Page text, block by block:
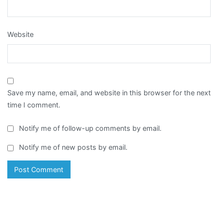
Website
Save my name, email, and website in this browser for the next
time I comment.
Notify me of follow-up comments by email.
Notify me of new posts by email.